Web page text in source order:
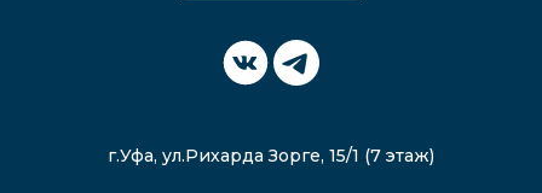
г.Уфа, ул.Рихарда Зорге, 15/1 (7 этаж)